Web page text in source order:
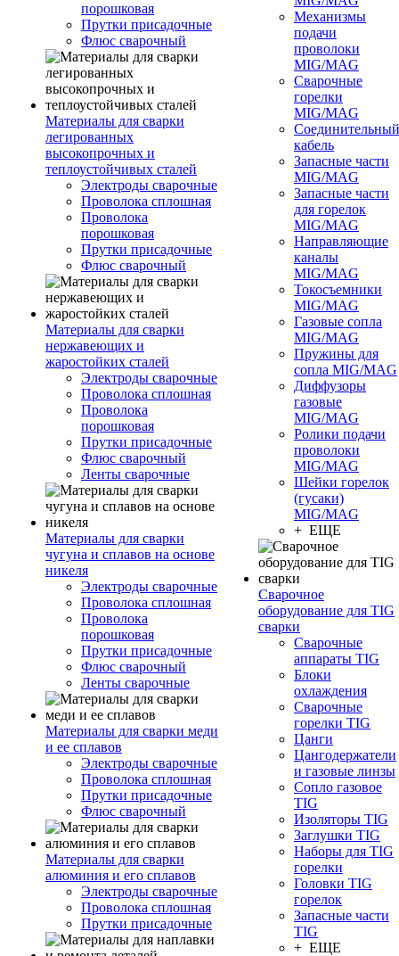
порошковая
Прутки присадочные
Флюс сварочный
Материалы для сварки
легированных
высокопрочных и
теплоустойчивых сталей
Электроды сварочные
Проволока сплошная
Проволока
порошковая
Прутки присадочные
Флюс сварочный
Материалы для сварки
нержавеющих и
жаростойких сталей
Электроды сварочные
Проволока сплошная
Проволока
порошковая
Прутки присадочные
Флюс сварочный
Ленты сварочные
Материалы для сварки
чугуна и сплавов на основе
никеля
Электроды сварочные
Проволока сплошная
Проволока
порошковая
Прутки присадочные
Флюс сварочный
Ленты сварочные
Материалы для сварки меди
и ее сплавов
Электроды сварочные
Проволока сплошная
Прутки присадочные
Флюс сварочный
Материалы для сварки
алюминия и его сплавов
Электроды сварочные
Проволока сплошная
Прутки присадочные
Механизмы
подачи
проволоки
MIG/MAG
Сварочные
горелки
MIG/MAG
Соединительный
кабель
Запасные части
MIG/MAG
Запасные части
для горелок
MIG/MAG
Направляющие
каналы
MIG/MAG
Токосъемники
MIG/MAG
Газовые сопла
MIG/MAG
Пружины для
сопла MIG/MAG
Диффузоры
газовые
MIG/MAG
Ролики подачи
проволоки
MIG/MAG
Шейки горелок
(гусаки)
MIG/MAG
+ ЕЩЕ
Сварочное
оборудование для TIG
сварки
Сварочные
аппараты TIG
Блоки
охлаждения
Сварочные
горелки TIG
Цанги
Цангодержатели
и газовые линзы
Сопло газовое
TIG
Изоляторы TIG
Заглушки TIG
Наборы для TIG
горелки
Головки TIG
горелок
Запасные части
TIG
+ ЕЩЕ